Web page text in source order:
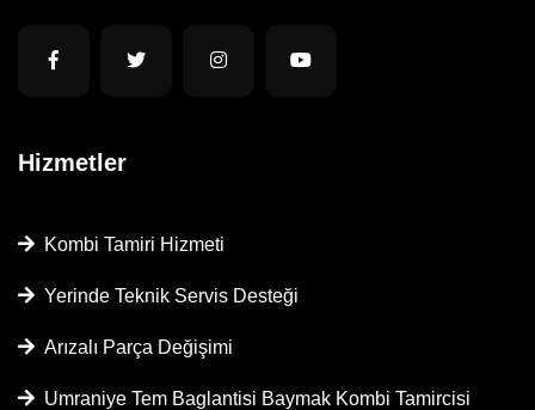
Hizmetler
Kombi Tamiri Hizmeti
Yerinde Teknik Servis Desteği
Arızalı Parça Değişimi
Umraniye Tem Baglantisi Baymak Kombi Tamircisi